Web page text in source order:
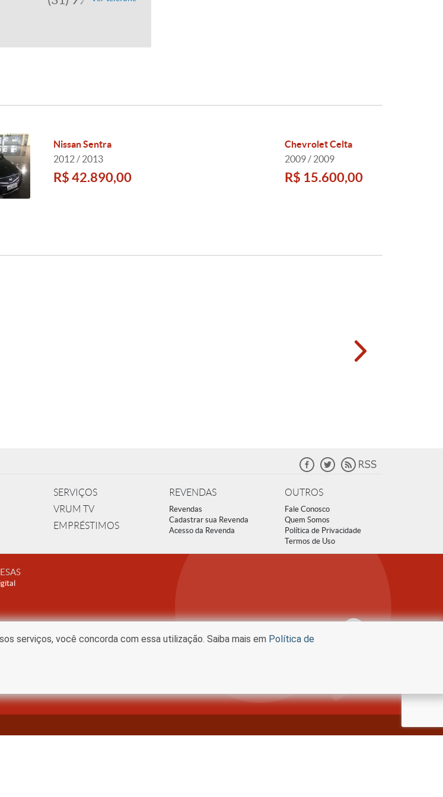
Nissan Sentra
2012 / 2013
R$ 42.890,00
Chevrolet Celta
2009 / 2009
R$ 15.600,00
SERVIÇOS
VRUM TV
EMPRÉSTIMOS
REVENDAS
Revendas
Cadastrar sua Revenda
Acesso da Revenda
OUTROS
Fale Conosco
Quem Somos
Política de Privacidade
Termos de Uso
serviços, você concorda com essa utilização. Saiba mais em Política de